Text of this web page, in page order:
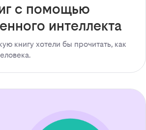
с помощью
интеллекта
книгу хотели бы прочитать, как